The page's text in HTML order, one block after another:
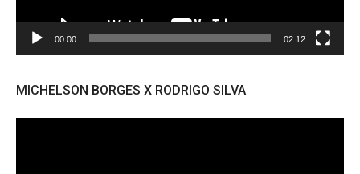
00:00 02:12
MICHELSON BORGES X RODRIGO SILVA